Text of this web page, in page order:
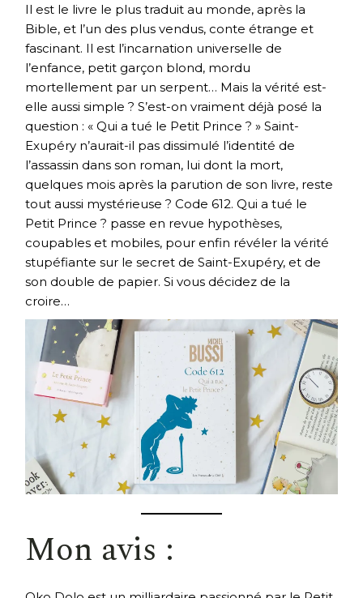
Il est le livre le plus traduit au monde, après la
Bible, et l’un des plus vendus, conte étrange et
fascinant. Il est l’incarnation universelle de
l’enfance, petit garçon blond, mordu
mortellement par un serpent… Mais la vérité est-
elle aussi simple ? S’est-on vraiment déjà posé la
question : « Qui a tué le Petit Prince ? » Saint-
Exupéry n’aurait-il pas dissimulé l’identité de
l’assassin dans son roman, lui dont la mort,
quelques mois après la parution de son livre, reste
tout aussi mystérieuse ? Code 612. Qui a tué le
Petit Prince ? passe en revue hypothèses,
coupables et mobiles, pour enfin révéler la vérité
stupéfiante sur le secret de Saint-Exupéry, et de
son double de papier. Si vous décidez de la
croire…
Mon avis :